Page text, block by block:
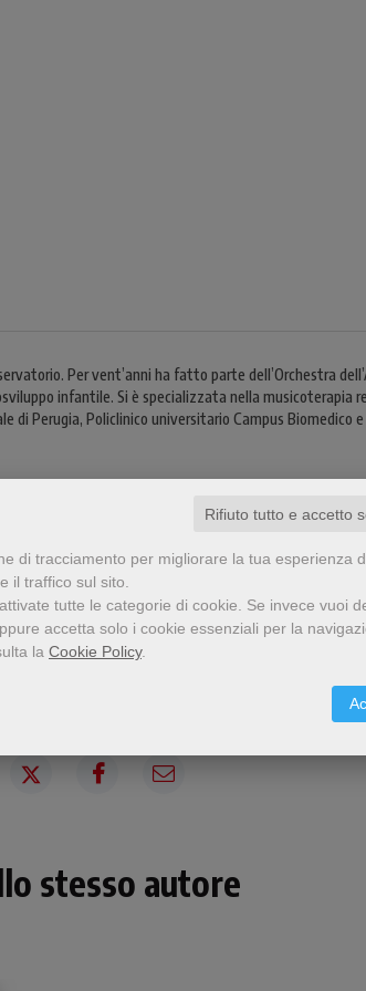
Rifiuto tutto e accetto
di tracciamento per migliorare la tua esperienza
il traffico sul sito.
tutte le categorie di cookie. Se invece vuoi
accetta solo i cookie essenziali per la
la Cookie Policy.
Per vent’anni ha fatto parte dell’Orchestra
infantile. Si è specializzata nella musicoterapia
Perugia, Policlinico universitario Campus Biomedico
stesso autore